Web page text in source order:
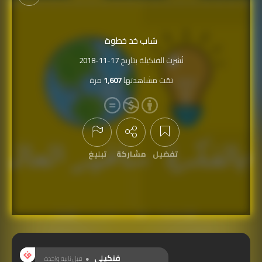
شاب خد خطوة
نُشرت الفنكيلة بتاريخ2018-11-17
تمّت مشاهدتها1,607 مرة
تفضيل مشاركة تبليغ
فنكيلي قبل ثانية واحدة